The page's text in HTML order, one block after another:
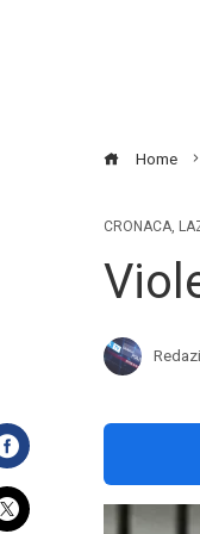
Home
CRONACA,
Facebook